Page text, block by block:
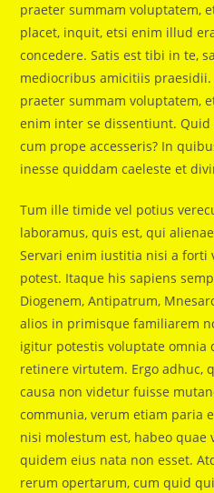
praeter summam voluptatem,
placet, inquit, etsi enim illud
concedere. Satis est tibi in te,
mediocribus amicitiis
praeter summam voluptatem,
enim inter se dissentiunt.
cum prope accesseris? In
inesse quiddam caeleste et
Tum ille timide vel potius
laboramus, quis est, qui
Servari enim iustitia nisi a forti
potest. Itaque his sapiens
Diogenem, Antipatrum,
alios in primisque familiarem
igitur potestis voluptate
retinere virtutem. Ergo adhuc,
causa non videtur fuisse
communia, verum etiam paria
nisi molestum est, habeo quae
quidem eius nata non esset.
rerum opertarum, cum quid